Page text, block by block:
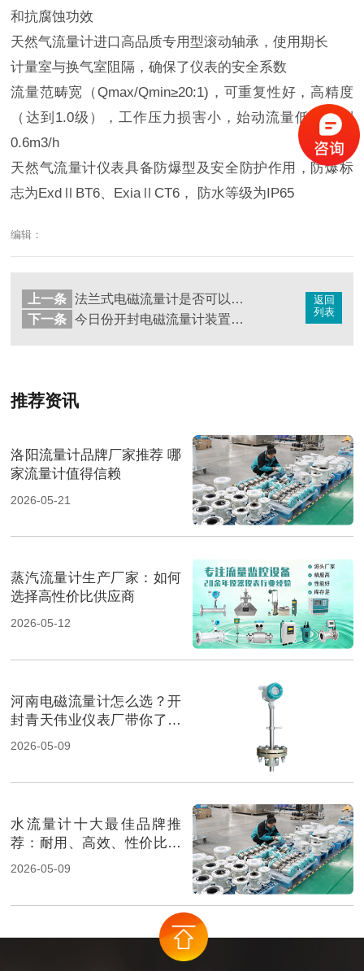
和抗腐蚀功效
天然气流量计进口高品质专用型滚动轴承，使用期长
计量室与换气室阻隔，确保了仪表的安全系数
流量范畴宽（Qmax/Qmin≥20:1)，可重复性好，高精度
（达到1.0级），工作压力损害小，始动流量低，达到
0.6m3/h
天然气流量计仪表具备防爆型及安全防护作用，防爆标
志为ExdⅡBT6、ExiaⅡCT6， 防水等级为IP65
编辑：
返回
列表
上一条
法兰式电磁流量计是否可以测重铬酸钠流量
下一条
今日份开封电磁流量计装置后检查技术技巧
推荐资讯
洛阳流量计品牌厂家推荐 哪
家流量计值得信赖
2026-05-21
蒸汽流量计生产厂家：如何
选择高性价比供应商
2026-05-12
河南电磁流量计怎么选？开
封青天伟业仪表厂带你了解
最佳选择
2026-05-09
水流量计十大最佳品牌推
荐：耐用、高效、性价比超
高！
2026-05-09